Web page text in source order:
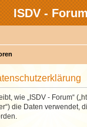
ISDV - Forum
wie „ISDV - Forum“
die Daten verwendet,